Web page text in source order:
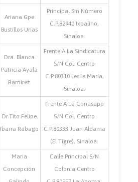
Ariana Gpe
Bustillos Urias
Principal Sin Número
C.P.82940 Ixpalino,
Sinaloa.
Dra. Blanca
Patricia Ayala
Ramirez
Frente A La Sindicatura
S/N Col. Centro
C.P.80310 Jesús María,
Sinaloa.
Dr.Tito Felipe
Ibarra Rabago
Frente A La Conasupo
S/N Col. Centro
C.P.80333 Juan Aldama
(El Tigre), Sinaloa.
Maria
Concepción
Calle Principal S/N
Colonia Centro